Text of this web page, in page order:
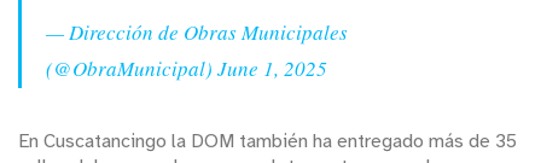
— Dirección de Obras Municipales
(@ObraMunicipal) June 1, 2025
En Cuscatancingo la DOM también ha entregado más de 35